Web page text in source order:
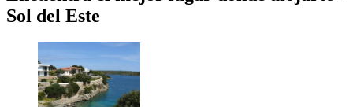
Sol del Este